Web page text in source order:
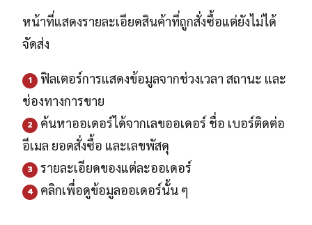
หน้าที่แสดงรายละเอียดสินค้าที่ถูกสั่งซื้อแต่ยังไม่ได้
จัดส่ง
1
ฟิลเตอร์การแสดงข้อมูลจากช่วงเวลา สถานะ และ
ช่องทางการขาย
2
ค้นหาออเดอร์ได้จากเลขออเดอร์ ชื่อ เบอร์ติดต่อ
อีเมล ยอดสั่งซื้อ และเลขพัสดุ
3 รายละเอียดของแต่ละออเดอร์
4 คลิกเพื่อดูข้อมูลออเดอร์นั้น ๆ